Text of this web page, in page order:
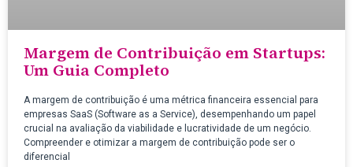
Margem de Contribuição em Startups:
Um Guia Completo
A margem de contribuição é uma métrica financeira essencial para
empresas SaaS (Software as a Service), desempenhando um papel
crucial na avaliação da viabilidade e lucratividade de um negócio.
Compreender e otimizar a margem de contribuição pode ser o
diferencial